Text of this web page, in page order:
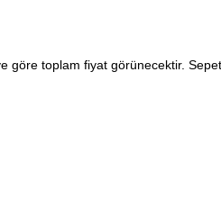
göre toplam fiyat görünecektir.